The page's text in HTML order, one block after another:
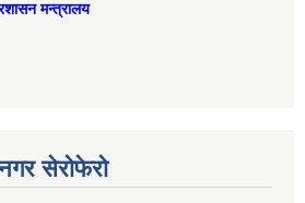
मन्त्रालय
सेरोफेरो